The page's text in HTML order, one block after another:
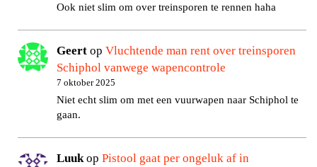
Ook niet slim om over treinsporen te rennen haha
Geert opVluchtende man rent over treinsporen
Schiphol vanwege wapencontrole
7 oktober 2025
Niet echt slim om met een vuurwapen naar Schiphol te
gaan.
Luuk opPistool gaat per ongeluk af in